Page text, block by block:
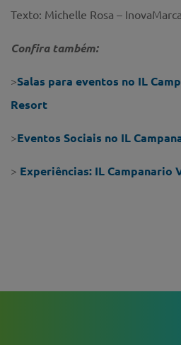
Texto: Michelle Rosa – InovaMarca
Confira também:
>Salas para eventos no IL
Resort
>Eventos Sociais no IL
> Experiências: IL Campanario